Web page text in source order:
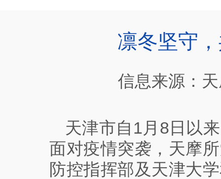
凛冬坚守
信息来源：
天津市自 1月 8 日以
面对疫情突袭，天摩
防控指挥部及天津大